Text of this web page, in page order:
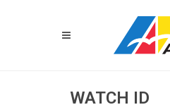
WATCH ID